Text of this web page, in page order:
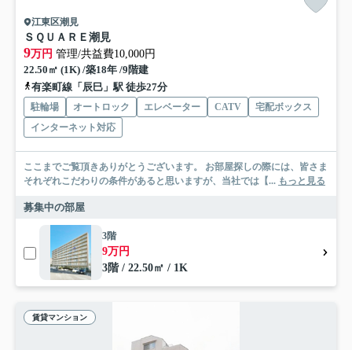
江東区潮見
ＳＱＵＡＲＥ潮見
9万円 管理/共益費10,000円
22.50㎡ (1K) /築18年 /9階建
有楽町線「辰巳」駅 徒歩27分
駐輪場 オートロック エレベーター CATV
宅配ボックス
インターネット対応
ここまでご覧頂きありがとうございます。 お部屋探しの際には、皆さま
それぞれこだわりの条件があると思いますが、当社では【... もっと見る
募集中の部屋
3階
9万円
3階 / 22.50㎡ / 1K
賃貸マンション